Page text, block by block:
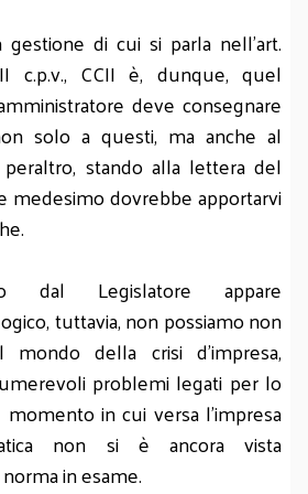
di cui si parla nell’art.
c.p.v., CCII è, dunque, quel
deve consegnare
solo a questi, ma anche al
stando alla lettera del
medesimo dovrebbe apportarvi
dal Legislatore appare
tuttavia, non possiamo non
della crisi d’impresa,
problemi legati per lo
in cui versa l’impresa
non si è ancora vista
in esame.